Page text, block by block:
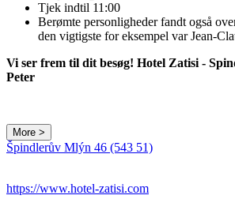
Tjek indtil 11:00
Berømte personligheder fandt også
den vigtigste for eksempel var Jean-
Vi ser frem til dit besøg! Hotel Zatisi -
Peter
More >
−
Špindlerův Mlýn 46 (543 51)
https://www.hotel-zatisi.com